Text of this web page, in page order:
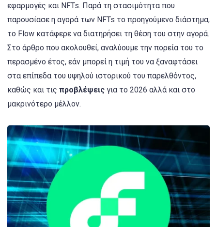
εφαρμογές και NFTs. Παρά τη στασιμότητα που
παρουσίασε η αγορά των NFTs το προηγούμενο διάστημα,
το Flow κατάφερε να διατηρήσει τη θέση του στην αγορά.
Στο άρθρο που ακολουθεί, αναλύουμε την πορεία του το
περασμένο έτος, εάν μπορεί η τιμή του να ξαναφτάσει
στα επίπεδα του υψηλού ιστορικού του παρελθόντος,
καθώς και τις προβλέψεις για το 2026 αλλά και στο
μακρινότερο μέλλον.